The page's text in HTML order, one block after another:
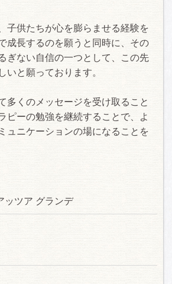
子供たちが心を膨らませる経験を
成長するのを願うと同時に、その
ぎない自信の一つとして、この先
いと願っております。
多くのメッセージを受け取ること
ピーの勉強を継続することで、よ
ュニケーションの場になることを
ッツア グランデ